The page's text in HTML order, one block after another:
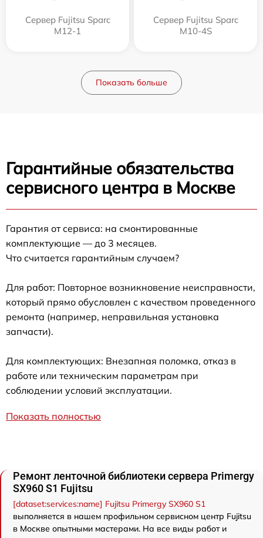
Сервер Fujitsu Sparc
M12-1
Сервер Fujitsu Sparc
M10-4S
Показать больше
Гарантийные обязательства
сервисного центра в Москве
Гарантия от сервиса: на смонтированные
комплектующие — до 3 месяцев.
Что считается гарантийным случаем?
Для работ: Повторное возникновение неисправности,
который прямо обусловлен с качеством проведенного
ремонта (например, неправильная установка
запчасти).
Для комплектующих: Внезапная поломка, отказ в
работе или техническим параметрам при
соблюдении условий эксплуатации.
Показать полностью
Ремонт ленточной библиотеки сервера Primergy
SX960 S1 Fujitsu
[dataset:services:name] Fujitsu Primergy SX960 S1
выполняется в нашем профильном сервисном центр Fujitsu
в Москве опытными мастерами. На все виды работ и